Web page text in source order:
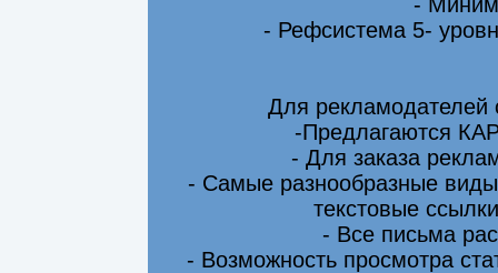
- Рефсистема 5-
Для
-Предлагаются
- Для заказа
- Самые разнообразные
текстовые
- Все письма
- Возможность просмотра